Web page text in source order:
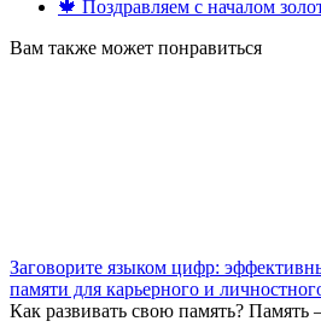
🍁 Поздравляем с началом
Вам также может понравиться
Заговорите языком цифр:
памяти для карьерного и
Как развивать свою память? Память